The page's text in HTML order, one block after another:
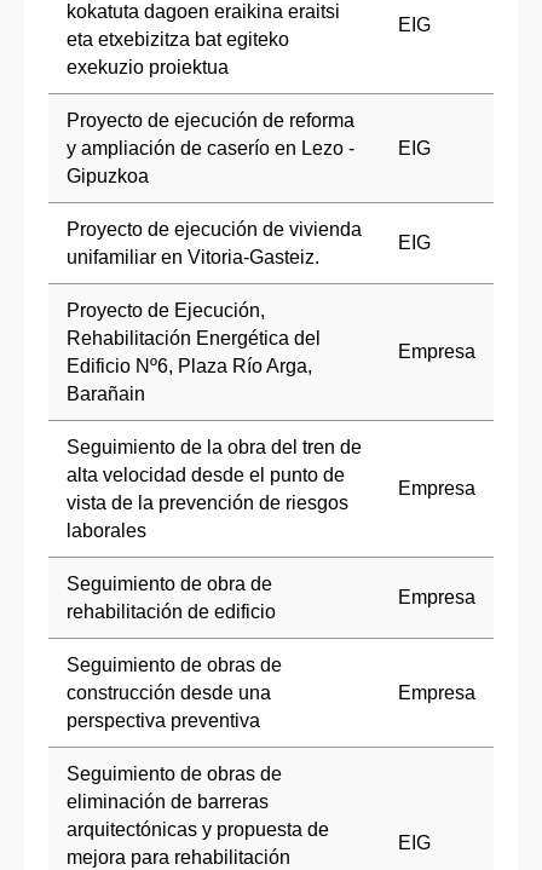
kokatuta dagoen eraikina eraitsi
eta etxebizitza bat egiteko
exekuzio proiektua
EIG
Proyecto de ejecución de reforma
y ampliación de caserío en Lezo -
Gipuzkoa
EIG
Proyecto de ejecución de vivienda
unifamiliar en Vitoria-Gasteiz.
EIG
Proyecto de Ejecución,
Rehabilitación Energética del
Edificio Nº6, Plaza Río Arga,
Barañain
Empresa
Seguimiento de la obra del tren de
alta velocidad desde el punto de
vista de la prevención de riesgos
laborales
Empresa
Seguimiento de obra de
rehabilitación de edificio
Empresa
Seguimiento de obras de
construcción desde una
perspectiva preventiva
Empresa
Seguimiento de obras de
eliminación de barreras
arquitectónicas y propuesta de
mejora para rehabilitación
EIG